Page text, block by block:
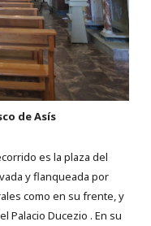
de Asís
es la plaza del
y flanqueada por
como en su frente, y
Palacio Ducezio . En su